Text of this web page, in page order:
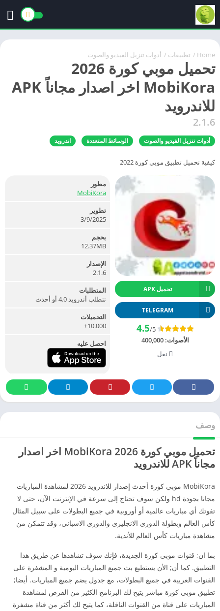
Home
/ تطبيقات / أدوات تنزيل الفيديو والصوت
تحميل موبي كورة 2026
MobiKora اخر اصدار مجاناً APK
للاندرويد
2.1.6
أدوات تنزيل الفيديو والصوت الوسائط المتعددة اندرويد
كيفية تحميل تطبيق موبي كورة 2022
تحميل APK
TELEGRAM
4.5/5
الأصوات:400,000
نقل
مطور
MobiKora
تطوير
3/9/2025
بحجم
12.37MB
الإصدار
2.1.6
المتطلبات
تتطلب أندرويد 4.0 أو أحدث
التحميلات
10.000+
احصل عليه
وصف
تحميل موبي كورة 2026 MobiKora اخر اصدار
مجاناً APK للاندرويد
MobiKora موبي كورة أحدث إصدار للاندرويد 2026 لمشاهدة المباريات
مجانا بجودة hd ولكن سوف تحتاج إلى سرعة في الإنترنت الآن، حتى لا
تفوتك أي مباريات عالمية أو أوروبية في جميع البطولات على سبيل المثال
كأس العالم وبطولة الدوري الانجليزي والدوري الاسباني، وقد تتمكن من
مشاهدة مباريات كأس العالم للأندية.
بما ان; قنوات موبي كورة الجديدة، فإنك سوف تشاهدها عن طريق هذا
التطبيق. كما أن; الأن يستطيع بث جميع المباريات اليومية و المشفرة على
القنوات العربية في جميع البطولات، مع جدول يضم جميع المباريات. أيضا;
تطبيق موبي كورة مباشر يتيح لك البرنامج الكثير من الفرص لمشاهدة
المباريات على قناة من القنوات الناقلة، كما يتيح لك أكثر من قناة مشفرة